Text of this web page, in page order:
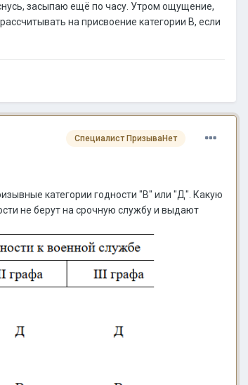
засыпаю ещё по часу. Утром ощущение,
на присвоение категории В, если
Специалист ПризываНет
категории годности "В" или "Д". Какую
не берут на срочную службу и выдают